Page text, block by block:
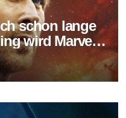
schon lange
wird Marvels